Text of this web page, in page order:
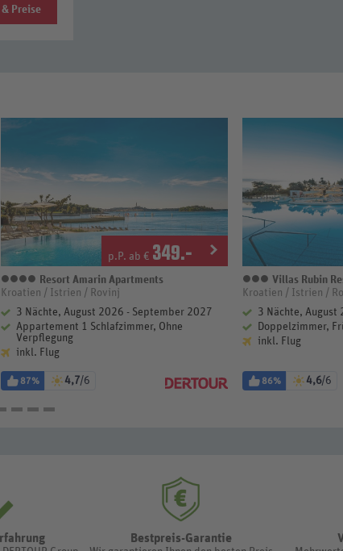
Preise
p.P. ab € 349.-
4 Sterne
Resort Amarin Apartments
Kroatien / Istrien / Rovinj
3 Nächte, August 2026 - September 2027
Appartement 1 Schlafzimmer, Ohne
Verpflegung
inkl. Flug
87% 4,7/6
3 Sterne
Villas Rubin
Kroatien / Istrien /
3 Nächte, August
Doppelzimmer,
inkl. Flug
86% 4,6/6
Bestpreis-Garantie